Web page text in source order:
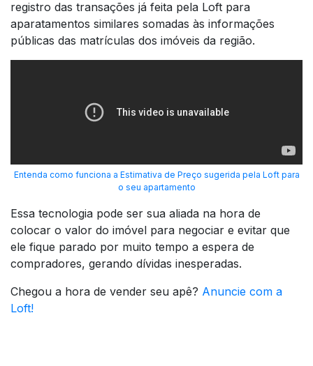
registro das transações já feita pela Loft para
aparatamentos similares somadas às informações
públicas das matrículas dos imóveis da região.
Entenda como funciona a Estimativa de Preço sugerida pela Loft para
o seu apartamento
Essa tecnologia pode ser sua aliada na hora de
colocar o valor do imóvel para negociar e evitar que
ele fique parado por muito tempo a espera de
compradores, gerando dívidas inesperadas.
Chegou a hora de vender seu apê? Anuncie com a
Loft!